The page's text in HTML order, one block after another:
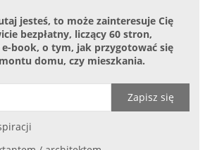
jesteś, to może zainteresuje Cię
bezpłatny, liczący 60 stron,
book, o tym, jak przygotować się
domu, czy mieszkania.
Zapisz się